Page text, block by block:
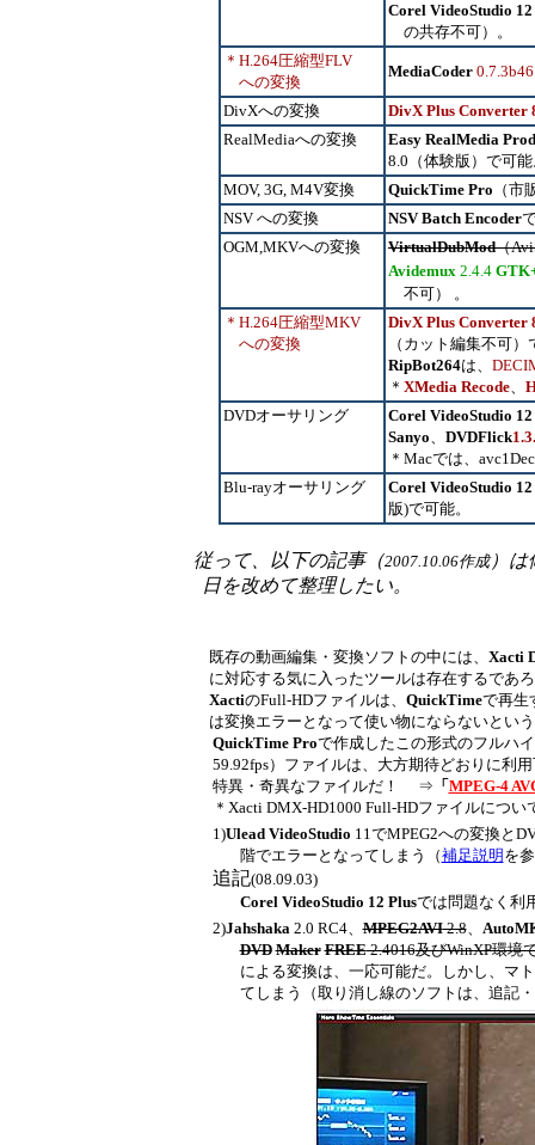
Corel VideoStudio 12
の共存不可）。
＊H.264圧縮型FLV
への変換
MediaCoder
DivXへの変換
DivX Plus Converter
RealMediaへの変換
Easy RealMedia
8.0（体験版 ）で可
MOV, 3G, M4V変換
QuickTime Pro （市
NSV への変換
NSV Batch Encoder
OGM,MKVへの変換
VirtualDubMod（
Avidemux 2.4.4
不可） 。
＊H.264圧縮型MKV
への変換
DivX Plus Converter
（カット編集不可）
RipBot264は、
＊ XMedia Recode、
DVDオーサリング
Corel VideoStudio 12
Sanyo、 DVDFlick
＊Macでは、
Blu-rayオーサリング
Corel VideoStudio 12
版)で可能。
従って、以下の記事（2007.10.06作成）は
日を改めて整理したい。
既存の動画編集・変換ソフトの中には、 Xacti
に対応する気に入ったツールは存在するであろ
XactiのFull-HDファイルは、 QuickTimeで再生
は変換エラーとなって使い物にならないとい
QuickTime Proで作成したこの形式のフルハ
59.92fps） フ ァイ ルは、大方期待どおりに利
特異・奇異なファイルだ！ ⇒ 「 MPEG-4
＊ Xacti DMX-HD1000 Full-HDファイルについ
1)Ulead VideoStudio 11でMPEG2への変換と
階でエラーとなってしまう（補足説明 を
追記(08.09.03)
Corel VideoStudio 12 Plusでは問題なく利
2)Jahshaka2.0 RC4、MPEG2AVI2.8、
DVD Maker FREE2.4016及びWinXP環境
による変換は、一応可能だ。しかし、マ
てしまう
（取り消し線のソフトは、追記